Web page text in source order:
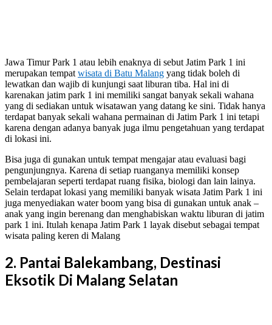
Jawa Timur Park 1 atau lebih enaknya di sebut Jatim Park 1 ini
merupakan tempat wisata di Batu Malang yang tidak boleh di
lewatkan dan wajib di kunjungi saat liburan tiba. Hal ini di
karenakan jatim park 1 ini memiliki sangat banyak sekali wahana
yang di sediakan untuk wisatawan yang datang ke sini. Tidak hanya
terdapat banyak sekali wahana permainan di Jatim Park 1 ini tetapi
karena dengan adanya banyak juga ilmu pengetahuan yang terdapat
di lokasi ini.
Bisa juga di gunakan untuk tempat mengajar atau evaluasi bagi
pengunjungnya. Karena di setiap ruanganya memiliki konsep
pembelajaran seperti terdapat ruang fisika, biologi dan lain lainya.
Selain terdapat lokasi yang memiliki banyak wisata Jatim Park 1 ini
juga menyediakan water boom yang bisa di gunakan untuk anak –
anak yang ingin berenang dan menghabiskan waktu liburan di jatim
park 1 ini. Itulah kenapa Jatim Park 1 layak disebut sebagai tempat
wisata paling keren di Malang
2. Pantai Balekambang, Destinasi
Eksotik Di Malang Selatan